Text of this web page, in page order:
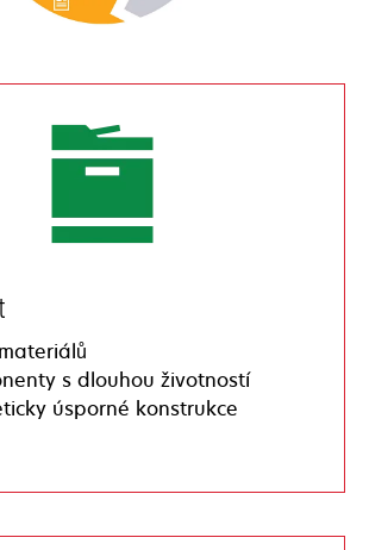
s dlouhou životností
úsporné konstrukce